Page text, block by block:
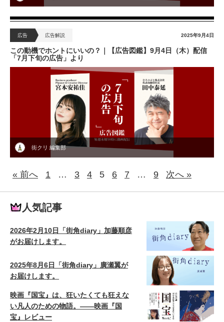
広告 広告解説 2025年9月4日
この動機でホントにいいの？｜【広告図鑑】9月4日（木）配信
「7月下旬の広告」より
街クリ 編集部
« 前へ 1 … 3 4 5 6 7 … 9 次へ »
人気記事
2026年2月10日「街角diary」加藤順彦
がお届けします。
2025年8月6日「街角diary」廣瀬翼が
お届けします。
映画『国宝』は、狂いたくても狂えな
い凡人のための物語。——映画『国
宝』レビュー